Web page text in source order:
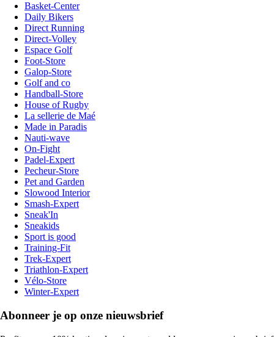
Basket-Center
Daily Bikers
Direct Running
Direct-Volley
Espace Golf
Foot-Store
Galop-Store
Golf and co
Handball-Store
House of Rugby
La sellerie de Maé
Made in Paradis
Nauti-wave
On-Fight
Padel-Expert
Pecheur-Store
Pet and Garden
Slowood Interior
Smash-Expert
Sneak'In
Sneakids
Sport is good
Training-Fit
Trek-Expert
Triathlon-Expert
Vélo-Store
Winter-Expert
Abonneer je op onze nieuwsbrief